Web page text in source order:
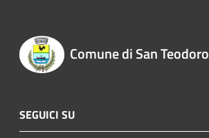
Comune di San Teodoro
SEGUICI SU